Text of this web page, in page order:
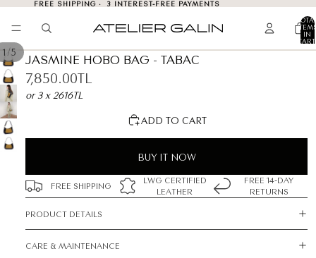
FREE SHIPPING · 3 INTEREST-FREE PAYMENTS
IN
0
1 /5 JASMINE HOBO BAG - TABAC
7,850.00TL
or 3 x 2616TL
ADD TO CART
BUY IT NOW
FREE SHIPPING
LWG CERTIFIED
LEATHER
FREE 14-DAY
RETURNS
PRODUCT DETAILS
CARE & MAINTENANCE